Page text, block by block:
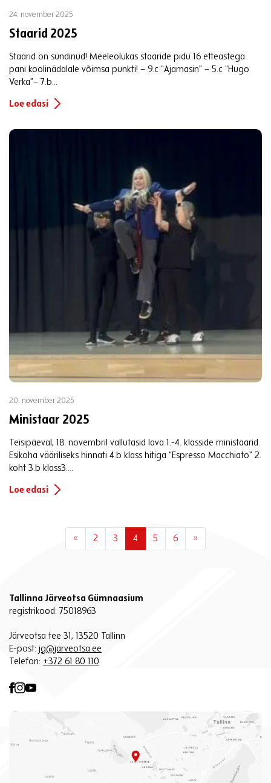
24. november 2025
Staarid 2025
Staarid on sündinud! Meeleolukas staaride pidu 16 etteastega
pani koolinädalale võimsa punkti! – 9.c “Ajamasin” – 5.c “Hugo
Verka”– 7.b...
Loe edasi
20. november 2025
Ministaar 2025
Teisipäeval, 18. novembril vallutasid lava 1.-4. klasside ministaarid.
Esikoha vääriliseks hinnati 4.b klass hitiga “Espresso Macchiato” 2.
koht 3.b klass3....
Loe edasi
« 2 3 4 5 6 »
Tallinna Järveotsa Gümnaasium
registrikood: 75018963
Järveotsa tee 31, 13520 Tallinn
E-post: jg@jarveotsa.ee
Telefon: +372 61 80 110